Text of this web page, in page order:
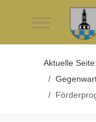
Mobile Menu
Aktuelle